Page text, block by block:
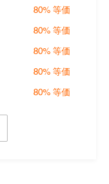
80% 等価
80% 等価
80% 等価
80% 等価
80% 等価